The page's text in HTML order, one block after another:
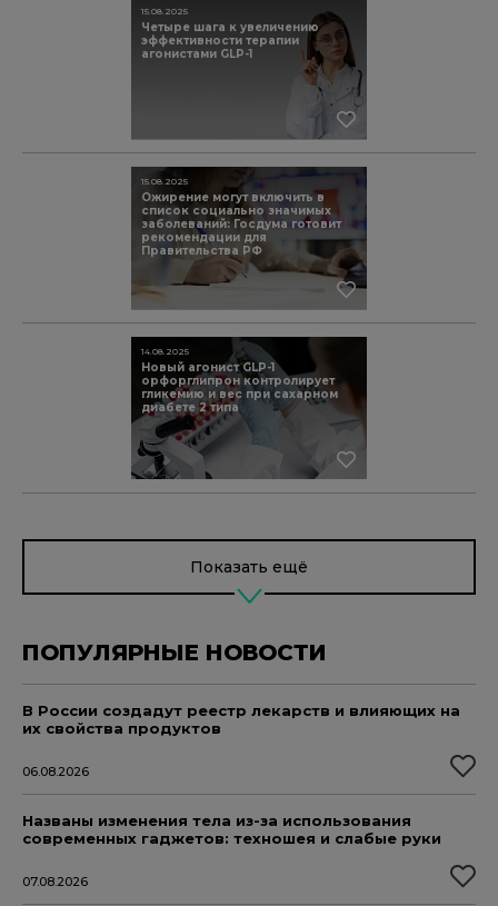
Четыре шага к увеличению
эффективности терапии
агонистами GLP-1
15.08.2025
Ожирение могут включить в
список социально значимых
заболеваний: Госдума готовит
рекомендации для
Правительства РФ
15.08.2025
Новый агонист GLP-1
орфорглипрон контролирует
гликемию и вес при сахарном
диабете 2 типа
14.08.2025
Показать ещё
ПОПУЛЯРНЫЕ НОВОСТИ
В России создадут реестр лекарств и влияющих на
их свойства продуктов
06.08.2026
Названы изменения тела из-за использования
современных гаджетов: техношея и слабые руки
07.08.2026